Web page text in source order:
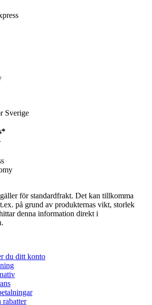
Sverige
för standardfrakt. Det kan tillkomma
på grund av produkternas vikt, storlek
denna information direkt i
du ditt konto
rabatter